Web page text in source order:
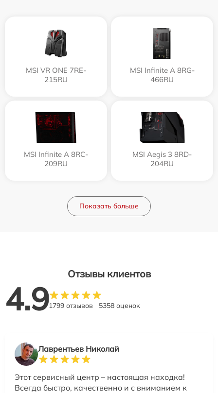
MSI VR ONE 7RE-
215RU
MSI Infinite A 8RG-
466RU
MSI Infinite A 8RC-
209RU
MSI Aegis 3 8RD-
204RU
Показать больше
Отзывы клиентов
4.91799 отзывов 5358 оценок
Лаврентьев Николай
Этот сервисный центр – настоящая находка!
Всегда быстро, качественно и с вниманием к